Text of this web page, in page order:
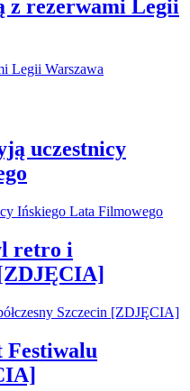
z rezerwami Legii
uczestnicy
retro i
Festiwalu